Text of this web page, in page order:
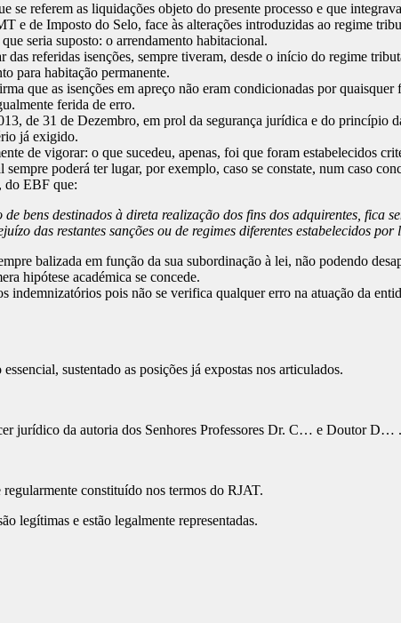
se referem as liquidações objeto do presente processo e que
e de Imposto do Selo, face às alterações introduzidas ao regime
seria suposto: o arrendamento habitacional.
das referidas isenções, sempre tiveram, desde o início do regime
para habitação permanente.
que as isenções em apreço não eram condicionadas por
ferida de erro.
de 31 de Dezembro, em prol da segurança jurídica e do princípio
já exigido.
de vigorar: o que sucedeu, apenas, foi que foram estabelecidos
poderá ter lugar, por exemplo, caso se constate, num caso
do EBF que:
bens destinados à direta realização dos fins dos adquirentes, fica
das restantes sanções ou de regimes diferentes estabelecidos por
balizada em função da sua subordinação à lei, não podendo
hipótese académica se concede.
indemnizatórios pois não se verifica qualquer erro na atuação da
sustentado as posições já expostas nos articulados.
jurídico da autoria dos Senhores Professores Dr. C… e Doutor D… .
constituído nos termos do RJAT.
legítimas e estão legalmente representadas.